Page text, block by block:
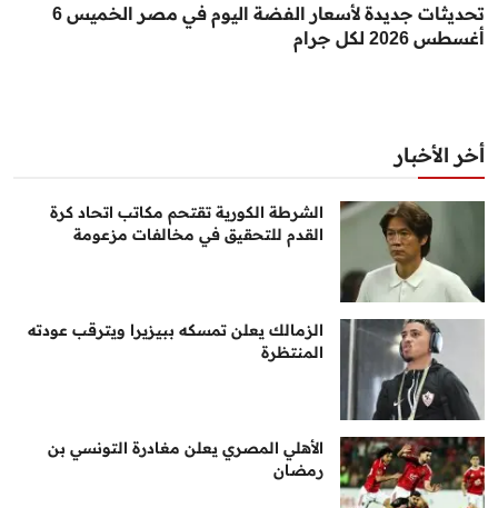
تحديثات جديدة لأسعار الفضة اليوم في مصر الخميس 6
أغسطس 2026 لكل جرام
أخر الأخبار
الشرطة الكورية تقتحم مكاتب اتحاد كرة
القدم للتحقيق في مخالفات مزعومة
الزمالك يعلن تمسكه ببيزيرا ويترقب عودته
المنتظرة
الأهلي المصري يعلن مغادرة التونسي بن
رمضان